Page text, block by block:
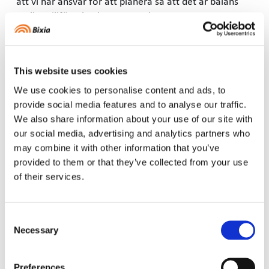
This website uses cookies
We use cookies to personalise content and ads, to
provide social media features and to analyse our traffic.
We also share information about your use of our site with
our social media, advertising and analytics partners who
may combine it with other information that you’ve
provided to them or that they’ve collected from your use
of their services.
Selection
Necessary
Preferences
mellan tillförsel och uttag av el.
4.2. Genom att acceptera Villkoren och ingå Avtalet
minskar eller ökar, men vi kommer sträva efter att
eventuell negativ påverkan på dig till följd av detta blir
så liten som möjligt. Det innebär till exempel att vi har
rätt att tillfälligt avbryta laddning av din elbil, körning
av din värmepump eller liknande, även under perioder
som du har ställt in att laddning, körning eller annan
användning av en viss Tredjepartsprodukt ska ske.
Detta gäller även om annat framgår av villkoren i
5. Bixias ansvar och friskrivningar